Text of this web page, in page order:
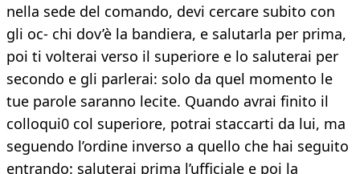
nella sede del comando, devi cercare subito con
gli oc- chi dov’è la bandiera, e salutarla per prima,
poi ti volterai verso il superiore e lo saluterai per
secondo e gli parlerai: solo da quel momento le
tue parole saranno lecite. Quando avrai finito il
colloqui0 col superiore, potrai staccarti da lui, ma
seguendo l’ordine inverso a quello che hai seguito
entrando: saluterai prima l’ufficiale e poi la